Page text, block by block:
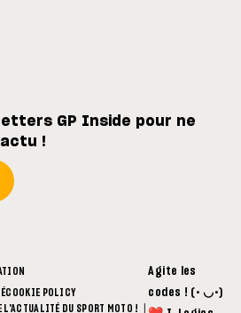
GP Inside pour ne
!
COOKIE POLICY
DU SPORT MOTO ! |
Agite les
codes ! (• ◡•)